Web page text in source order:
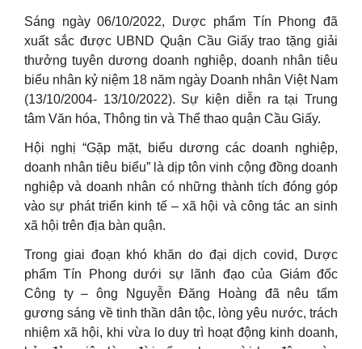
Sáng ngày 06/10/2022, Dược phẩm Tín Phong đã
xuất sắc được UBND Quận Cầu Giấy trao tặng giải
thưởng tuyên dương doanh nghiệp, doanh nhân tiêu
biểu nhân kỷ niệm 18 năm ngày Doanh nhân Việt Nam
(13/10/2004- 13/10/2022). Sự kiện diễn ra tại Trung
tâm Văn hóa, Thông tin và Thể thao quận Cầu Giấy.
Hội nghị “Gặp mặt, biểu dương các doanh nghiệp,
doanh nhân tiêu biểu” là dịp tôn vinh cộng đồng doanh
nghiệp và doanh nhân có những thành tích đóng góp
vào sự phát triển kinh tế – xã hội và công tác an sinh
xã hội trên địa bàn quận.
Trong giai đoạn khó khăn do đại dịch covid, Dược
phẩm Tín Phong dưới sự lãnh đạo của Giám đốc
Công ty – ông Nguyễn Đăng Hoàng đã nêu tấm
gương sáng về tinh thần dân tộc, lòng yêu nước, trách
nhiệm xã hội, khi vừa lo duy trì hoạt động kinh doanh,